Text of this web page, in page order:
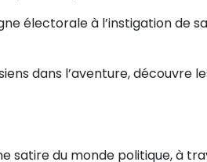
électorale à l’instigation de
dans l’aventure, découvre
satire du monde politique, à